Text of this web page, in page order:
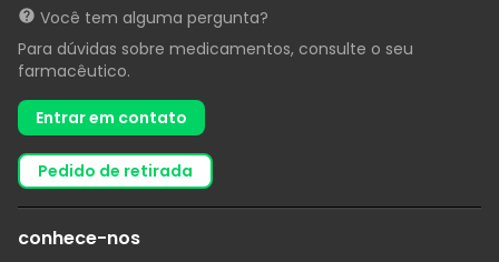
Você tem alguma pergunta?
Para dúvidas sobre medicamentos, consulte o seu
farmacêutico.
Entrar em contato
pedido de retirada
conhece-nos